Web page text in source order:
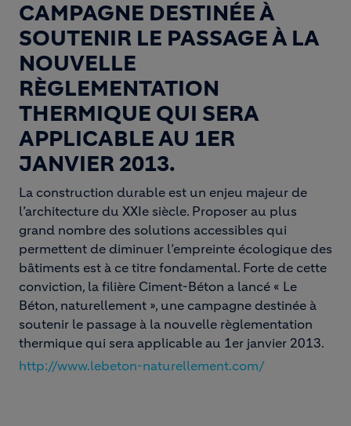
CAMPAGNE DESTINÉE À
SOUTENIR LE PASSAGE À LA
NOUVELLE
RÈGLEMENTATION
THERMIQUE QUI SERA
APPLICABLE AU 1ER
JANVIER 2013.
La construction durable est un enjeu majeur de
l’architecture du XXIe siècle. Proposer au plus
grand nombre des solutions accessibles qui
permettent de diminuer l’empreinte écologique des
bâtiments est à ce titre fondamental. Forte de cette
conviction, la filière Ciment-Béton a lancé « Le
Béton, naturellement », une campagne destinée à
soutenir le passage à la nouvelle règlementation
thermique qui sera applicable au 1er janvier 2013.
http://www.lebeton-naturellement.com/